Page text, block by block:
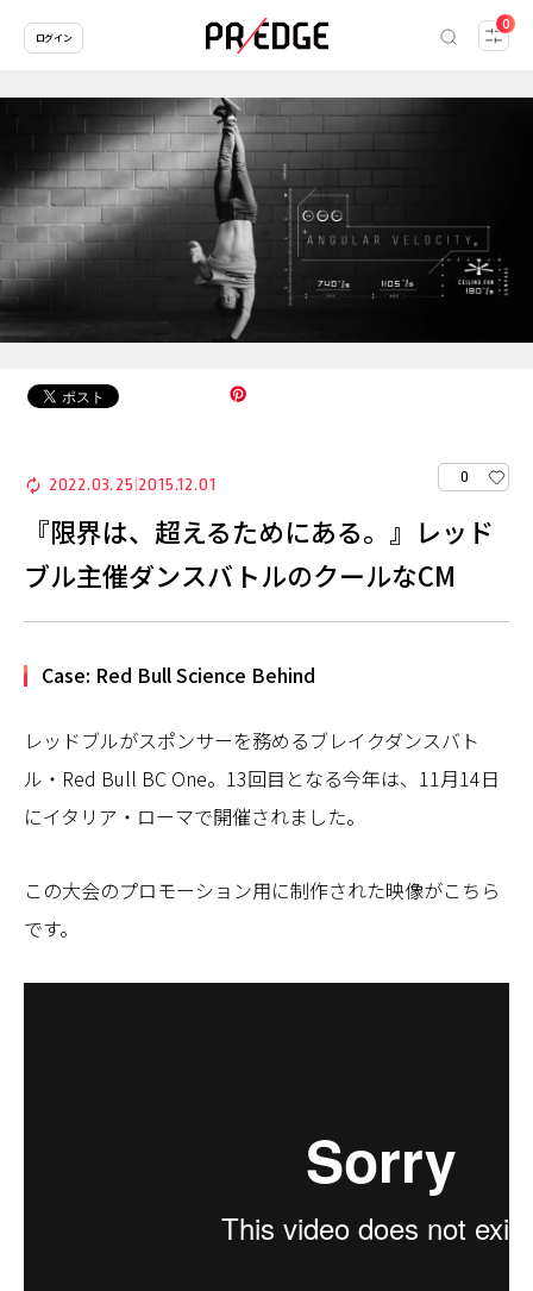
0
ログイン
2022.03.25 2015.12.01 0
『限界は、超えるためにある。』レッド
ブル主催ダンスバトルのクールなCM
Case: Red Bull Science Behind
レッドブルがスポンサーを務めるブレイクダンスバト
ル・Red Bull BC One。13回目となる今年は、11月14日
にイタリア・ローマで開催されました。
この大会のプロモーション用に制作された映像がこちら
です。